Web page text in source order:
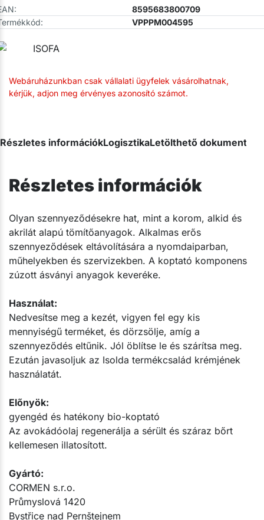
Webáruházunkban csak vállalati ügyfelek vásárolhatnak,
kérjük, adjon meg érvényes azonosító számot.
8595683800709
VPPPM004595
Részletes információkLogisztikaLetölthető
Részletes információk
​Olyan szennyeződésekre hat, mint a korom, alkid és
akrilát alapú tömítőanyagok. Alkalmas erős
szennyeződések eltávolítására a nyomdaiparban,
műhelyekben és szervizekben. A koptató komponens
zúzott ásványi anyagok keveréke.
Használat:
Nedvesítse meg a kezét, vigyen fel egy kis
mennyiségű terméket, és dörzsölje, amíg a
szennyeződés eltűnik. Jól öblítse le és szárítsa meg.
Ezután javasoljuk az Isolda termékcsalád krémjének
használatát.
Előnyök:
gyengéd és hatékony bio-koptató
Az avokádóolaj regenerálja a sérült és száraz bőrt
kellemesen illatosított.
Gyártó:​
CORMEN s.r.o.
Průmyslová 1420
Bystřice nad Pernštejnem